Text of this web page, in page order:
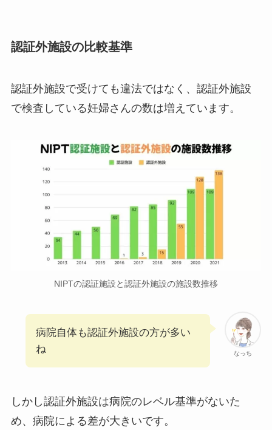
認証外施設の比較基準
認証外施設で受けても違法ではなく、認証外施設
で検査している妊婦さんの数は増えています。
NIPTの認証施設と認証外施設の施設数推移
なっち
病院自体も認証外施設の方が多い
ね
しかし認証外施設は病院のレベル基準がないた
め、病院による差が大きいです。